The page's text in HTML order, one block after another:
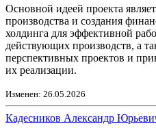
Основной идеей проекта
производства и создания
холдинга для эффективной
действующих производств, а
перспективных проектов и
их реализации.
Изменен: 26.05.2026
Кадесников Александр